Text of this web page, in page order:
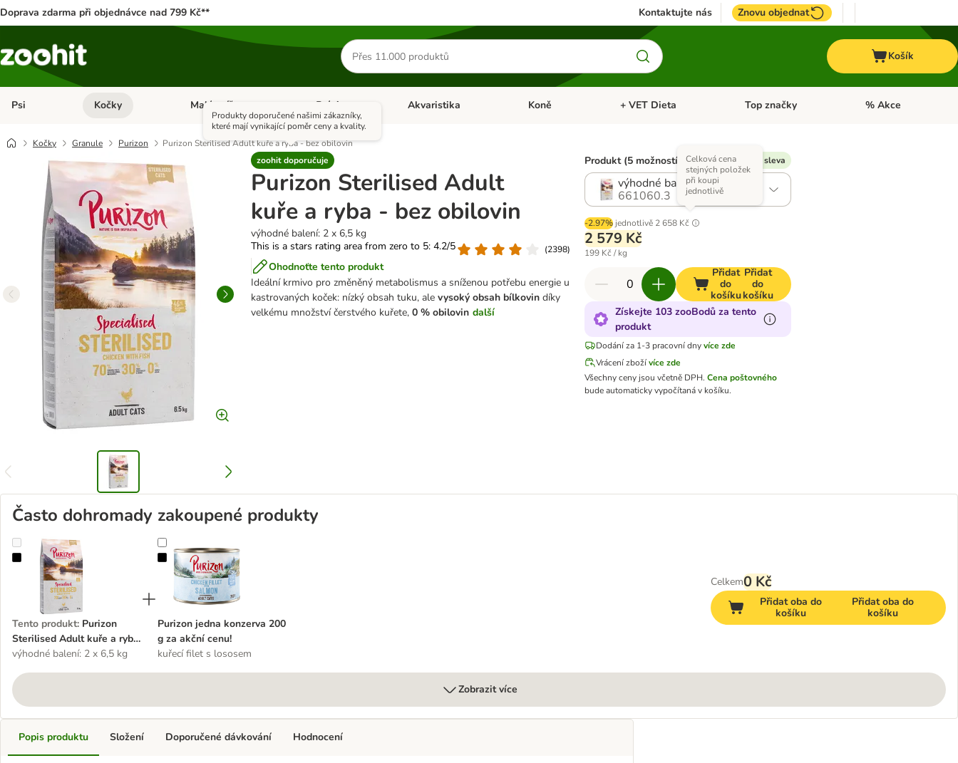
Doprava zdarma při objednávce nad 799 Kč** Kontaktujte nás Znovu objednat
Hledat
produkty
Košík
Psi Otevřít menu: Psi
Kočky Otevřít menu: Kočky
Malá zvířata Otevřít menu: Malá zvířata
Ptáci Otevřít menu: Ptáci
Akvaristika Otevřít menu: Akvaristika
Koně Otevřít menu: Koně
+ VET Dieta Otevřít menu: + VET Dieta
Top značky Otevřít menu: Top
% Akce
Kočky Granule Purizon
Purizon Sterilised Adult kuře a ryba - bez obilovin
zoohit doporučuje
Produkty doporučené našimi zákazníky,
které mají vynikající poměr ceny a kvality.
Purizon Sterilised Adult
kuře a ryba - bez obilovin
výhodné balení: 2 x 6,5 kg
This is a stars rating area from zero to 5: 4.2/5
(2398)
Ohodnoťte tento produkt
Ideální krmivo pro změněný metabolismus a sníženou potřebu energie u
kastrovaných koček: nízký obsah tuku, ale vysoký obsah bílkovin díky
velkému množství čerstvého kuřete, 0 % obilovin další
Produkt (5 možností) % Dostupná Extra sleva
výhodné balení: 2 x 6,5 kg
661060.3
-2.97% jednotlivě 2 658 Kč
Celková cena
stejných položek
při koupi
jednotlivě
2 579 Kč
199 Kč / kg
Přidat
do
košíku
Přidat
do
košíku
Získejte 103 zooBodů za tento
produkt
Dodání za 1-3 pracovní dny více zde
Vrácení zbožívíce zde
Všechny ceny jsou včetně DPH. Cena poštovného
bude automaticky vypočítaná v košíku.
Často dohromady zakoupené produkty
Purizon Sterilised Adult kuře a ryba - bez obilovin
Tento produkt: Purizon
Sterilised Adult kuře a ryba
- bez obilovin
výhodné balení: 2 x 6,5 kg
Purizon jedna konzerva 200 g za akční cenu!
Purizon jedna konzerva 200
g za akční cenu!
kuřecí filet s lososem
Celkem0 Kč
Přidat oba do
košíku
Přidat oba do
košíku
Zobrazit více
Popis produktu Složení Doporučené dávkování Hodnocení